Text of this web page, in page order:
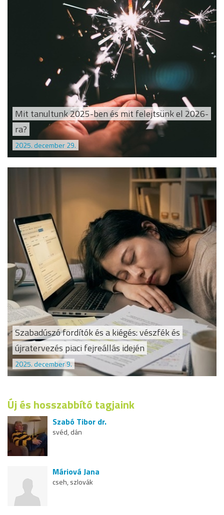
Mit tanultunk 2025-ben és mit felejtsünk el 2026-
ra?
2025. december 29.
Szabadúszó fordítók és a kiégés: vészfék és
újratervezés piaci fejreállás idején
2025. december 9.
Új és hosszabbító tagjaink
Szabó Tibor dr.
svéd, dán
Máriová Jana
cseh, szlovák